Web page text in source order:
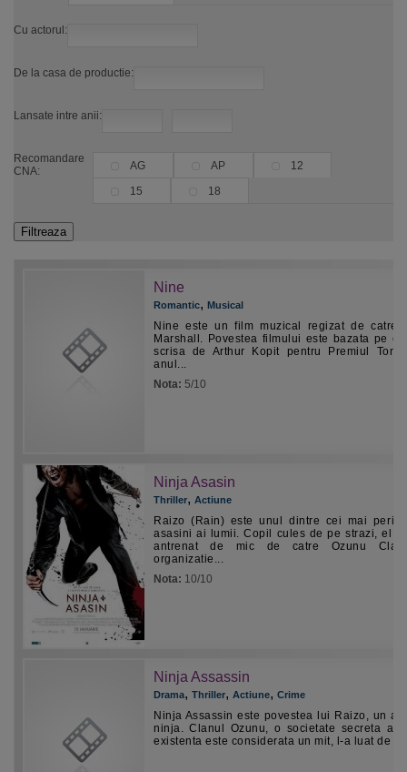
Cu actorul:
De la casa de productie:
Lansate intre anii:
Recomandare
CNA:
AG AP
12
15
18
Nine
Romantic, Musical
Nine este un film muzical regizat de catre
Marshall. Povestea filmului este bazata pe
scrisa de Arthur Kopit pentru Premiul Tony
anul...
Nota: 5/10
Ninja Asasin
Thriller, Actiune
Raizo (Rain) este unul dintre cei mai
asasini ai lumii. Copil cules de pe strazi, el a
antrenat de mic de catre Ozunu
organizatie...
Nota: 10/10
Ninja Assassin
Drama, Thriller, Actiune, Crime
Ninja Assassin este povestea lui Raizo, un
ninja. Clanul Ozunu, o societate secreta a
existenta este considerata un mit, l-a luat de